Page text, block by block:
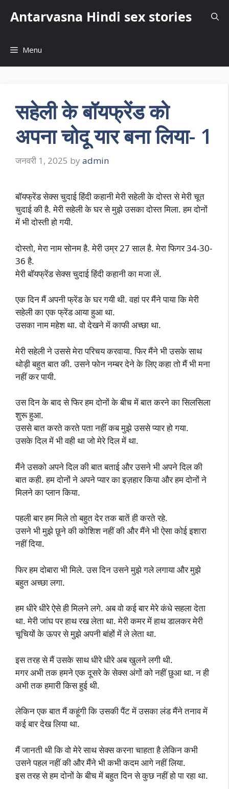
Antarvasna Hindi sex stories
Menu
सहेली के बॉयफ्रेंड को
अपना चोदू यार बना लिया- 1
जनवरी 1, 2025 by admin
बॉयफ्रेंड सेक्स चुदाई हिंदी कहानी मेरी सहेली के दोस्त से मेरी चूत
चुदाई की है. मेरी सहेली के घर से मुझे उसका दोस्त मिला. हम दोनों
में भी दोस्ती हो गयी.
दोस्तो, मेरा नाम सोनम है. मेरी उम्र 27 साल है. मेरा फिगर 34-30-
36 है.
मेरी बॉयफ्रेंड सेक्स चुदाई हिंदी कहानी का मजा लें.
एक दिन मैं अपनी फ्रेंड के घर गयी थी. वहां पर मैंने पाया कि मेरी
सहेली का एक फ्रेंड आया हुआ था.
उसका नाम महेश था. वो देखने में काफी अच्छा था.
मेरी सहेली ने उससे मेरा परिचय करवाया. फिर मैंने भी उसके साथ
थोड़ी बहुत बात की. उसने फोन नम्बर देने के लिए कहा तो मैं भी मना
नहीं कर पायी.
उस दिन के बाद से फिर हम दोनों के बीच में बात करने का सिलसिला
शुरू हुआ.
उससे बात करते करते पता नहीं कब मुझे उससे प्यार हो गया.
उसके दिल में भी वही था जो मेरे दिल में था.
मैंने उसको अपने दिल की बात बताई और उसने भी अपने दिल की
बात कही. हम दोनों ने अपने प्यार का इज़हार किया और हम दोनों ने
मिलने का प्लान किया.
पहली बार हम मिले तो बहुत देर तक बातें ही करते रहे.
उसने भी मुझे छूने की कोशिश नहीं की और मैंने भी ऐसा कोई इशारा
नहीं दिया.
फिर हम दोबारा भी मिले. उस दिन उसने मुझे गले लगाया और मुझे
बहुत अच्छा लगा.
हम धीरे धीरे ऐसे ही मिलने लगे. अब वो कई बार मेरे कंधे सहला देता
था. मेरी जांघ पर हाथ रख लेता था. मेरी कमर में हाथ डालकर मेरी
चूचियों के ऊपर से मुझे अपनी बांहों में ले लेता था.
इस तरह से मैं उसके साथ धीरे धीरे अब खुलने लगी थी.
मगर अभी तक हमने एक दूसरे के सेक्स अंगों को नहीं छुआ था. न ही
अभी तक हमारी किस हुई थी.
लेकिन एक बात मैं कहूंगी कि उसकी पैंट में उसका लंड मैंने तनाव में
कई बार देख लिया था.
मैं जानती थी कि वो मेरे साथ सेक्स करना चाहता है लेकिन कभी
उसने पहल नहीं की और मैंने भी कभी कदम आगे नहीं लिया.
इस तरह से हम दोनों के बीच में बहुत दिन से कुछ नहीं हो पा रहा था.